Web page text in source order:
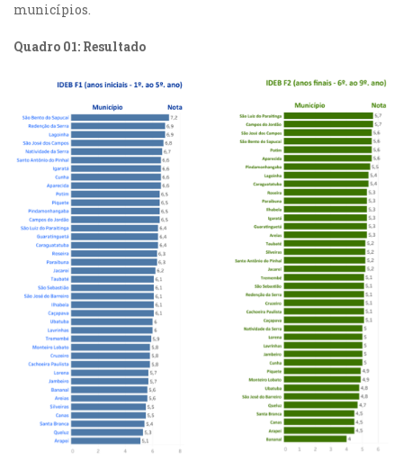
municípios.
Quadro 01: Resultado